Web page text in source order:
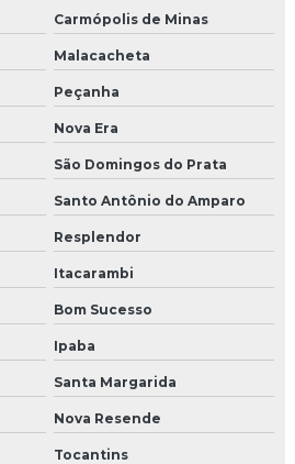
Carmópolis de Minas
Malacacheta
Peçanha
Nova Era
São Domingos do Prata
Santo Antônio do Amparo
Resplendor
Itacarambi
Bom Sucesso
Ipaba
Santa Margarida
Nova Resende
Tocantins